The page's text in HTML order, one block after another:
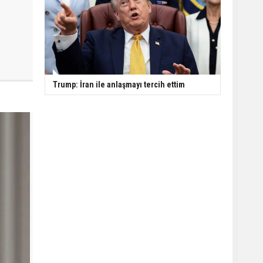
Trump: İran ile anlaşmayı tercih ettim